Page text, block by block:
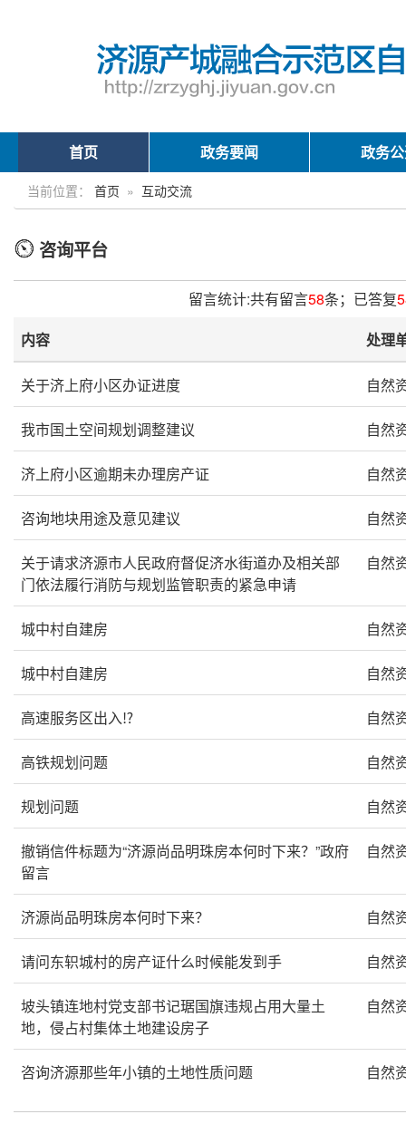
首页 政务要闻 政务
当前位置： 首页 » 互动交流
咨询平台
留言统计:共有留言58条；已答复
内容
处理
关于济上府小区办证进度 自然
我市国土空间规划调整建议 自然
济上府小区逾期未办理房产证 自然
咨询地块用途及意见建议 自然
关于请求济源市人民政府督促济水街道办及相关部
门依法履行消防与规划监管职责的紧急申请
自然
城中村自建房 自然
城中村自建房 自然
高速服务区出入⁉ 自然
高铁规划问题 自然
规划问题 自然
撤销信件标题为“济源尚品明珠房本何时下来？”政府
留言
自然
济源尚品明珠房本何时下来？ 自然
请问东轵城村的房产证什么时候能发到手 自然
坡头镇连地村党支部书记琚国旗违规占用大量土
地，侵占村集体土地建设房子
自然
咨询济源那些年小镇的土地性质问题 自然